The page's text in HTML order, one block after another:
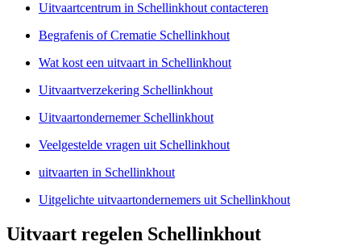
Uitvaartcentrum in Schellinkhout contacteren
Begrafenis of Crematie Schellinkhout
Wat kost een uitvaart in Schellinkhout
Uitvaartverzekering Schellinkhout
Uitvaartondernemer Schellinkhout
Veelgestelde vragen uit Schellinkhout
uitvaarten in Schellinkhout
Uitgelichte uitvaartondernemers uit Schellinkhout
Uitvaart regelen Schellinkhout